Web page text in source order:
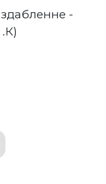
-